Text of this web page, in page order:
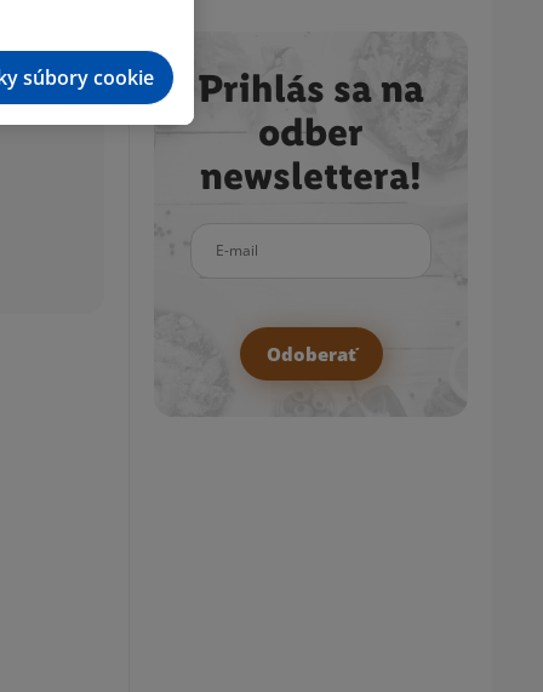
Prihlás sa na
odber
newslettera!
Odoberať
súbory cookie